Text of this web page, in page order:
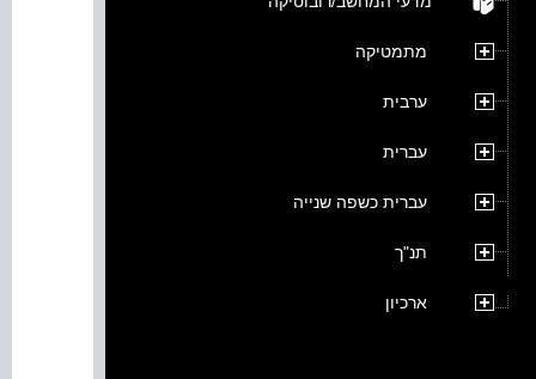
מתמטיקה
ערבית
עברית
עברית כשפה שנייה
תנ"ך
ארכיון